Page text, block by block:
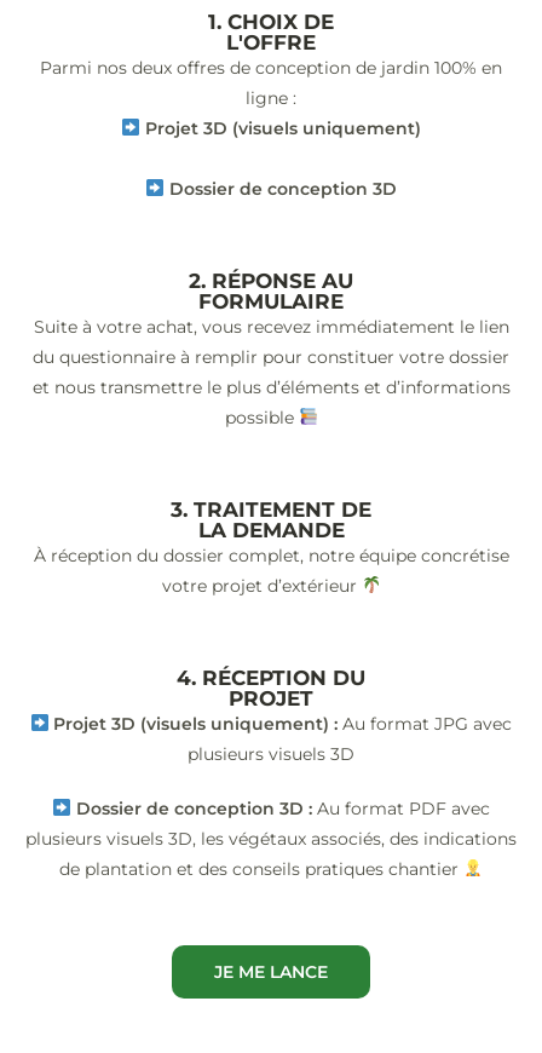
1. CHOIX DE
L'OFFRE
Parmi nos deux offres de conception de jardin 100% en
ligne :
Projet 3D (visuels uniquement)
Dossier de conception 3D
2. RÉPONSE AU
FORMULAIRE
Suite à votre achat, vous recevez immédiatement le lien
du questionnaire à remplir pour constituer votre dossier
et nous transmettre le plus d’éléments et d’informations
possible
3. TRAITEMENT DE
LA DEMANDE
À réception du dossier complet, notre équipe concrétise
votre projet d’extérieur
4. RÉCEPTION DU
PROJET
Projet 3D (visuels uniquement) : Au format JPG avec
plusieurs visuels 3D
Dossier de conception 3D :Au format PDF avec
plusieurs visuels 3D, les végétaux associés, des indications
de plantation et des conseils pratiques chantier
JE ME LANCE